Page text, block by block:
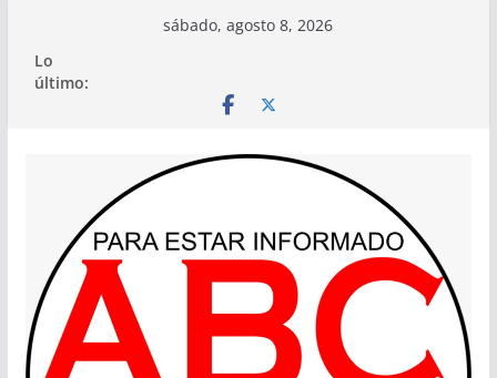
contenido
sábado, agosto 8, 2026
Lo
último: